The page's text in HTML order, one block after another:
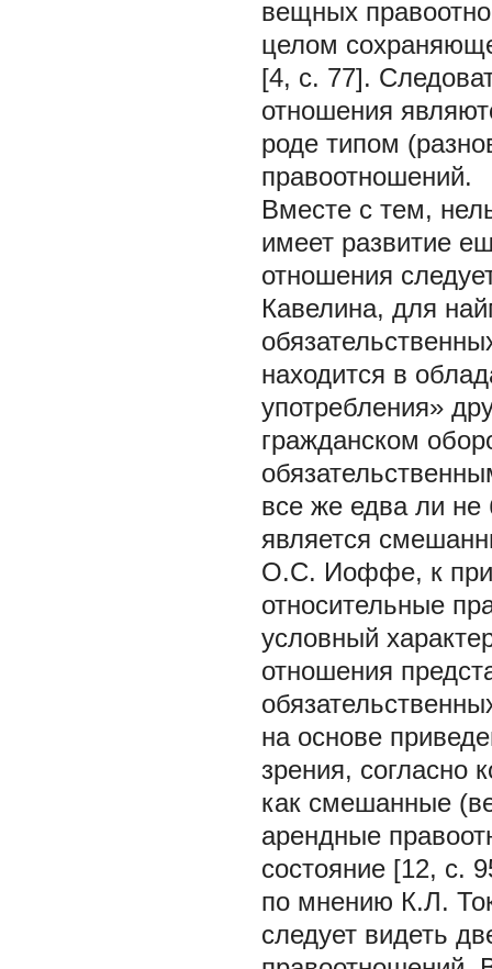
вещных
целом
[4, c. 77].
отношения
роде типом
правоотношений.
Вместе с тем,
имеет развитие
отношения
Кавелина, для
находится в
употребления»
гражданском
все же едва ли не
является
О.С. Иоффе, к
относительные
условный
отношения
на основе
зрения, согласно
как смешанные
арендные
состояние [12, c.
по мнению К.Л.
следует видеть